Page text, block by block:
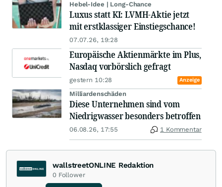
Hebel-Idee | Long-Chance
Luxus statt KI: LVMH-Aktie jetzt
mit erstklassiger Einstiegschance!
07.07.26, 19:28
Europäische Aktienmärkte im Plus,
Nasdaq vorbörslich gefragt
gestern 10:28 Anzeige
Milliardenschäden
Diese Unternehmen sind vom
Niedrigwasser besonders betroffen
06.08.26, 17:55 1 Kommentar
wallstreetONLINE Redaktion
0 Follower